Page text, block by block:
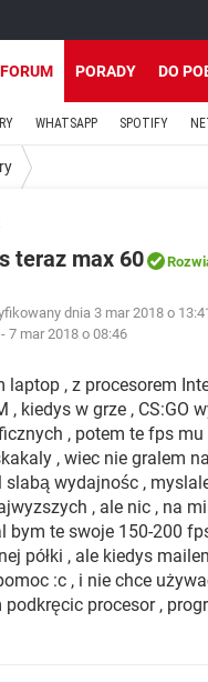
FORUM PORADY DO
WHATSAPP SPOTIFY
teraz max 60
dnia 3 mar 2018 o
7 mar 2018 o 08:46
, z procesorem
, kiedys w grze , CS:GO
, potem te fps
, wiec nie gralem
slabą wydajnośc ,
, ale nic , na
bym te swoje 150-200
półki , ale kiedys
:c , i nie chce
podkręcic procesor ,